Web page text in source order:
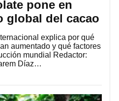
pone en
global del cacao
explica por qué
aumentado y qué factores
mundial Redactor:
Díaz…